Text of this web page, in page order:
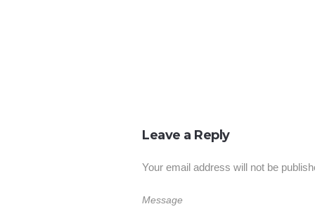
Leave a Reply
Your email address will not be
Message